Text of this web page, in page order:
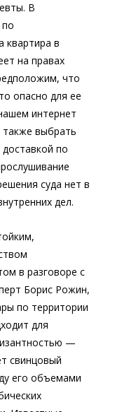
В
квартира в
на правах
что
опасно для ее
интернет
выбрать
по
суда нет в
дел.
в разговоре с
Борис Рожин,
по территории
для
—
свинцовый
его объемами